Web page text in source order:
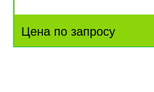
Цена по запросу